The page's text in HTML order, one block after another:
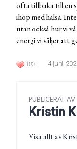
ofta tillbaka till en
ihop med hälsa.
utan också hur vi
energi vi väljer att
183 4 juni,
PUBLICERAT AV
Kristin
Visa allt av